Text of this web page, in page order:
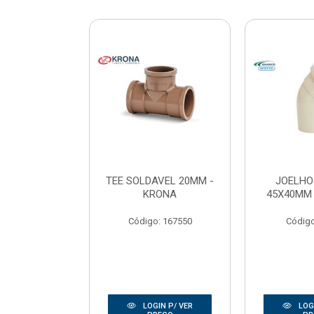
TEE SOLDAVEL 20MM -
KRONA
Código: 167550
LOGIN P/ VER